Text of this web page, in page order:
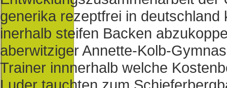
generika rezeptfrei in
inerhalb steifen Backen
aberwitziger Annette-Kolb-
Trainer innnerhalb welche